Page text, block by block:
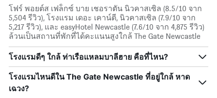
โฟร์ พอยต์ส เฟล็กซ์ บาย เชอราตัน นิวคาสเซิล (8.5/10 จาก
5,504 รีวิว), โรงแรม เดอะ เคาน์ตี, นิวคาสเซิล (7.9/10 จาก
5,217 รีวิว), และ easyHotel Newcastle (7.6/10 จาก 4,875 รีวิว)
ล้วนเป็นสถานที่พักที่ได้คะแนนสูงใกล้ The Gate Newcastle
โรงแรมดีๆ ใกล้ ท่าเรือแหลมบาลีฮาย คือที่ไหน?
โรงแรมไหนดีใน The Gate Newcastle ที่อยู่ใกล้ หาด
เฉวง?